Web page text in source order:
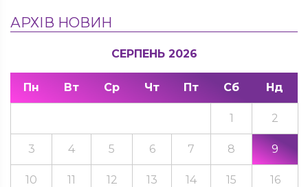
АРХІВ НОВИН
СЕРПЕНЬ 2026
Пн Вт Ср Чт Пт Сб Нд
1 2
3 4 5 6 7 8 9
10 11 12 13 14 15 16